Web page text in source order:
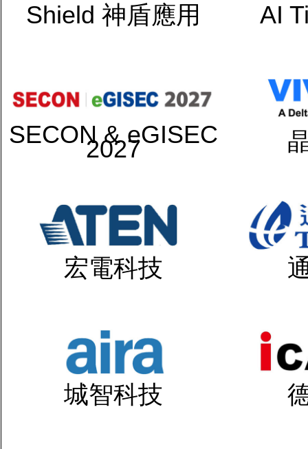
Shield 神盾應用 AI
SECON & eGISEC
2027
宏電科技
城智科技